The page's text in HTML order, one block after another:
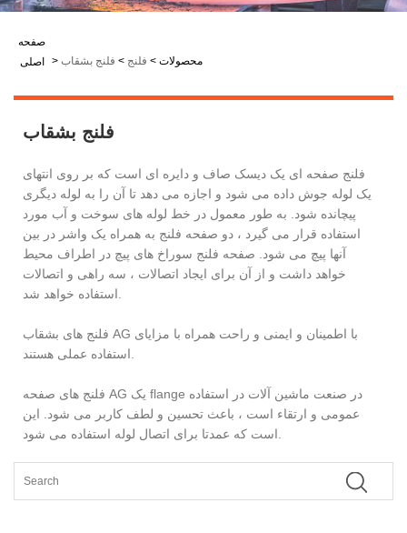
صفحه
اصلی
> محصولات > فلنج > فلنج بشقاب
فلنج بشقاب
فلنج صفحه ای یک دیسک صاف و دایره ای است که بر روی انتهای
یک لوله جوش داده می شود و اجازه می دهد تا آن را به لوله دیگری
پیچانده شود. به طور معمول در خط لوله های سوخت و آب مورد
استفاده قرار می گیرد ، دو صفحه فلنج به همراه یک واشر در بین
آنها پیچ می شود. صفحه فلنج سوراخ های پیچ در اطراف محیط
خواهد داشت و از آن برای ایجاد اتصالات ، سه راهی و اتصالات
فلنج های بشقاب AG با اطمینان و ایمنی و راحت همراه با مزایای
فلنج های صفحه AG یک flange در صنعت ماشین آلات در استفاده
عمومی و ارتقاء است ، باعث تحسین و لطف کاربر می شود. این